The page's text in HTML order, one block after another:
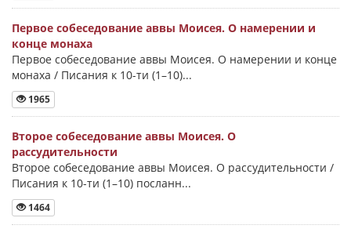
Первое собеседование аввы Моисея. О намерении и
конце монаха
Первое собеседование аввы Моисея. О намерении и конце
монаха / Писания к 10-ти (1–10)...
1965
Второе собеседование аввы Моисея. О
рассудительности
Второе собеседование аввы Моисея. О рассудительности /
Писания к 10-ти (1–10) посланн...
1464